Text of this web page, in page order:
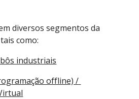
diversos segmentos da
como:
industriais
offline) /